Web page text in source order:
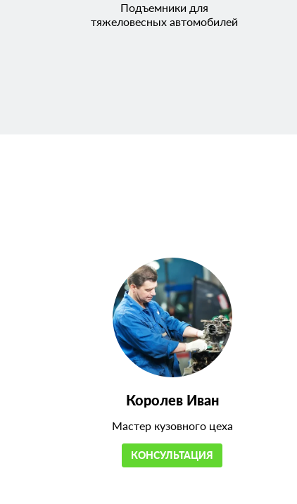
Подъемники для
тяжеловесных автомобилей
Королев Иван
Мастер кузовного цеха
КОНСУЛЬТАЦИЯ